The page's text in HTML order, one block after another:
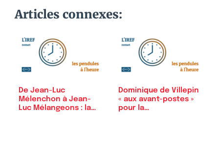
Articles connexes:
De Jean-Luc
Mélenchon à Jean-
Luc Mélangeons : la
Dominique de Villepin
« aux avant-postes »
pour la…